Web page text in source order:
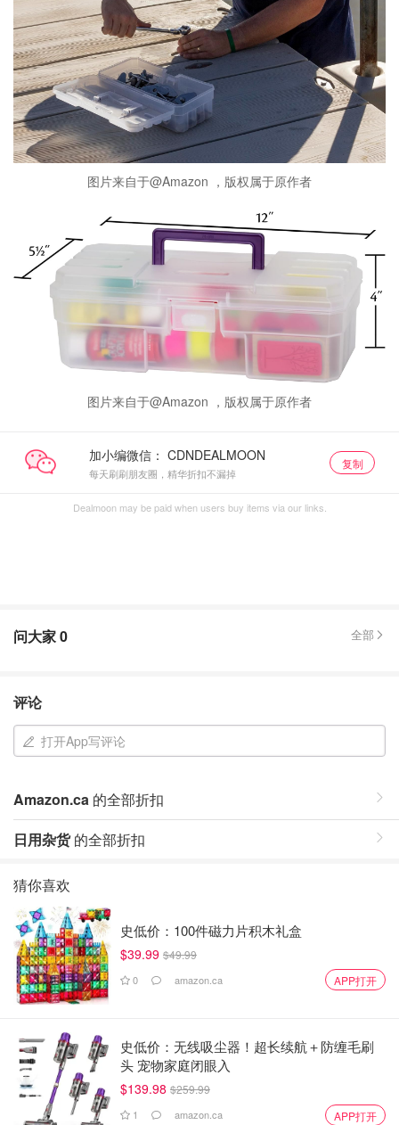
图片来自于@Amazon ，版权属于原作者
图片来自于@Amazon ，版权属于原作者
加小编微信：
每天刷刷朋友圈，精华折扣不漏掉
复制
Dealmoon may be paid when users buy items via our links.
问大家0 全部
评论
打开App写评论
Amazon.ca 的全部折扣
日用杂货的全部折扣
猜你喜欢
史低价：100件磁力片积木礼盒
$39.99 $49.99
0 amazon.ca APP打开
史低价：无线吸尘器！超长续航＋防缠毛刷
头 宠物家庭闭眼入
$139.98 $259.99
1 amazon.ca APP打开